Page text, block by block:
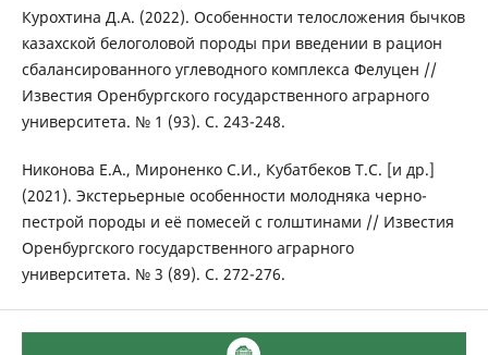
Курохтина Д.А. (2022). Особенности телосложения бычков
казахской белоголовой породы при введении в рацион
сбалансированного углеводного комплекса Фелуцен //
Известия Оренбургского государственного аграрного
университета. № 1 (93). С. 243-248.
Никонова Е.А., Мироненко С.И., Кубатбеков Т.С. [и др.]
(2021). Экстерьерные особенности молодняка черно-
пестрой породы и её помесей с голштинами // Известия
Оренбургского государственного аграрного
университета. № 3 (89). С. 272-276.